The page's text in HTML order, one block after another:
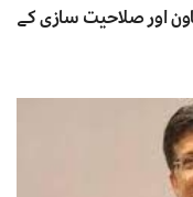
اور صلاحیت سازی کے